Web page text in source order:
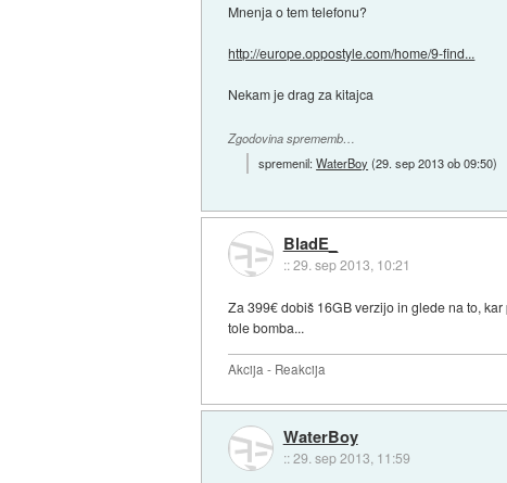
Mnenja o tem telefonu?
http://europe.oppostyle.com/home/9-find...
Nekam je drag za kitajca
Zgodovina sprememb…
spremenil:WaterBoy (29. sep 2013 ob 09:50)
BladE_
::29. sep 2013, 10:21
Za 399€ dobiš 16GB verzijo in glede na to,
tole bomba...
Akcija - Reakcija
WaterBoy
::29. sep 2013, 11:59